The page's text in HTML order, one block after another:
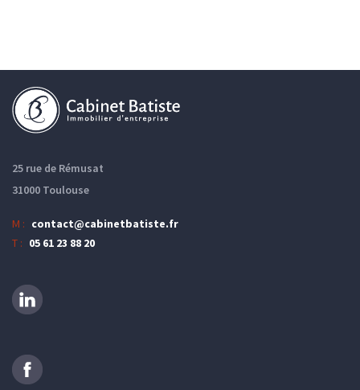
25 rue de Rémusat
31000 Toulouse
M : contact@cabinetbatiste.fr
T : 05 61 23 88 20